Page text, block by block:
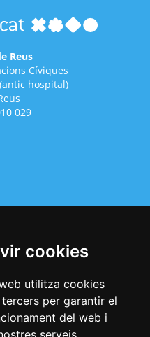
cookies
utilitza cookies
per garantir el
del web i
serveis
Reus
Cíviques
hospital)
029
cookies